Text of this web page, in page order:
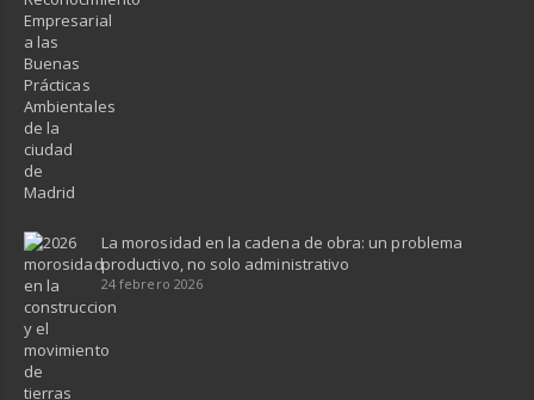
La morosidad en la cadena de obra: un problema
productivo, no solo administrativo
24 febrero 2026